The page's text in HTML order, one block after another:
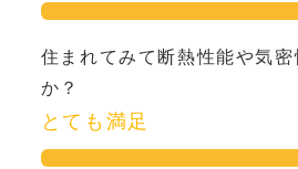
住まれてみて断熱性能や気
か？
とても満足